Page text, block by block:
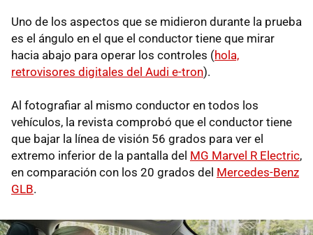
Uno de los aspectos que se midieron durante la prueba
es el ángulo en el que el conductor tiene que mirar
hacia abajo para operar los controles (hola,
retrovisores digitales del Audi e-tron).
Al fotografiar al mismo conductor en todos los
vehículos, la revista comprobó que el conductor tiene
que bajar la línea de visión 56 grados para ver el
extremo inferior de la pantalla del MG Marvel R Electric,
en comparación con los 20 grados del Mercedes-Benz
GLB.